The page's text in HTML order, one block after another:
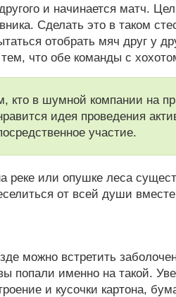
и начинается матч.
Сделать это в таком
отобрать мяч друг у
что обе команды с
кто в шумной компании на
идея проведения
участие.
реке или опушке леса
от всей души
можно встретить
попали именно на такой.
и кусочки картона,